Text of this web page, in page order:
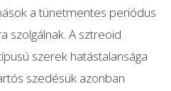
a tünetmentes periódus
szolgálnak. A sztreoid
szerek hatástalansága
szedésük azonban